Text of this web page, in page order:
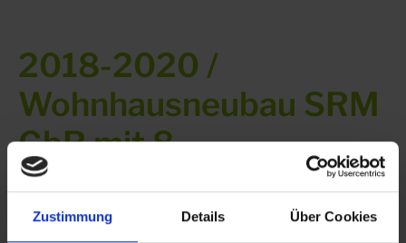
Zustimmung Details Über Cookies
2018-2020 /
Wohnhausneubau SRM
GbR mit 8
Wohneinheiten in der
Rathausstraße 6 in